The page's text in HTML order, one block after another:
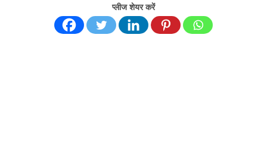
प्लीज शेयर करें